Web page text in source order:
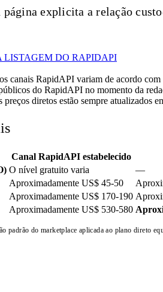
explicita a relação
LISTAGEM DO RAPIDAPI
canais RapidAPI variam de acordo
do RapidAPI no momento da
diretos estão sempre atualizados
Canal RapidAPI estabelecido
O nível gratuito varia
—
Aproximadamente US$ 45-50
Aproximadamente US$ 170-190
Aproximadamente US$ 530-580
padrão do marketplace aplicada ao plano direto